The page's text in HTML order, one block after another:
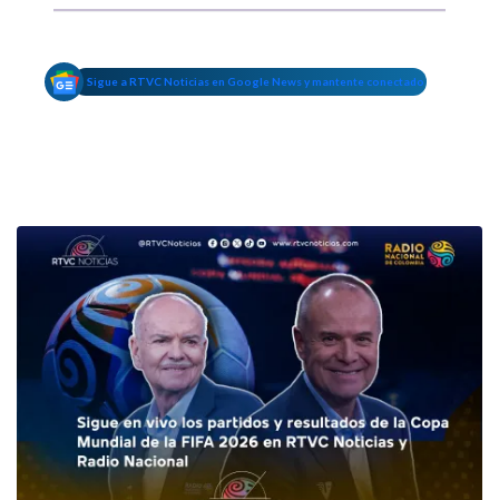
Sigue a RTVC Noticias en Google News y mantente conectado